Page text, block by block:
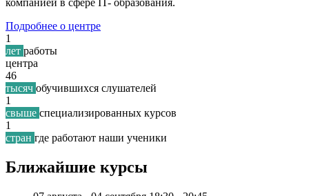
Подробнее о центре
1
лет работы
центра
46
тысяч обучившихся слушателей
1
свыше специализированных курсов
1
стран где работают наши ученики
Ближайшие курсы